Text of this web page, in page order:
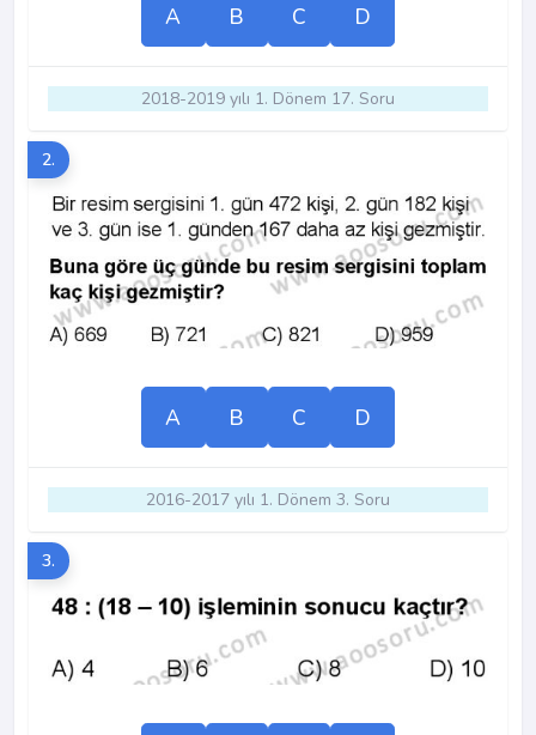
A B C D
2018-2019 yılı 1. Dönem 17. Soru
2.
A B C D
2016-2017 yılı 1. Dönem 3. Soru
3.